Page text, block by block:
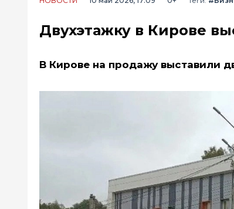
Двухэтажку в Кирове
В Кирове на продажу выставили